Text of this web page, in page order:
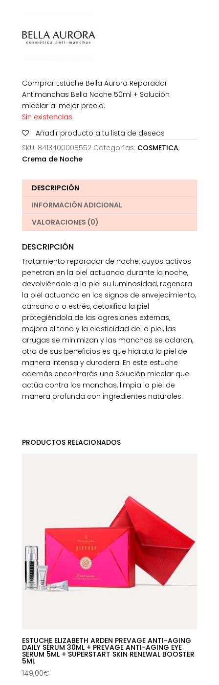
Comprar Estuche Bella Aurora Reparador
Antimanchas Bella Noche 50ml + Solución
micelar al mejor precio.
Sin existencias
Añadir producto a tu lista de deseos
SKU: 8413400008552 Categorías: COSMETICA,
Crema de Noche
DESCRIPCIÓN
INFORMACIÓN ADICIONAL
VALORACIONES (0)
DESCRIPCIÓN
Tratamiento reparador de noche, cuyos activos
penetran en la piel actuando durante la noche,
devolviéndole a la piel su luminosidad, regenera
la piel actuando en los signos de envejecimiento,
cansancio o estrés, detoxifica la piel
protegiéndola de las agresiones externas,
mejora el tono y la elasticidad de la piel, las
arrugas se minimizan y las manchas se aclaran,
otro de sus beneficios es que hidrata la piel de
manera intensa y duradera. En este estuche
además encontrarás una Solución micelar que
actúa contra las manchas, limpia la piel de
manera profunda con ingredientes naturales.
PRODUCTOS RELACIONADOS
ESTUCHE ELIZABETH ARDEN PREVAGE ANTI-AGING
DAILY SÉRUM 30ML + PREVAGE ANTI-AGING EYE
SERUM 5ML + SUPERSTART SKIN RENEWAL BOOSTER
5ML
149,00€